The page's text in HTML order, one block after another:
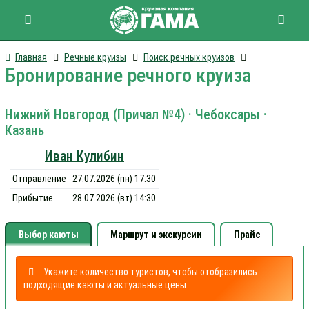
Главная Речные круизы Поиск речных круизов
Бронирование речного круиза
Нижний Новгород (Причал №4) · Чебоксары ·
Казань
Иван Кулибин
Отправление
27.07.2026 (пн) 17:30
Прибытие
28.07.2026 (вт) 14:30
Выбор каюты Маршрут и экскурсии Прайс
Укажите количество туристов, чтобы отобразились
подходящие каюты и актуальные цены